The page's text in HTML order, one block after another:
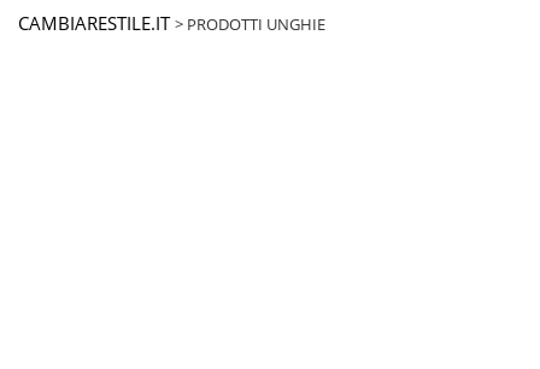
CAMBIARESTILE.IT > PRODOTTI UNGHIE